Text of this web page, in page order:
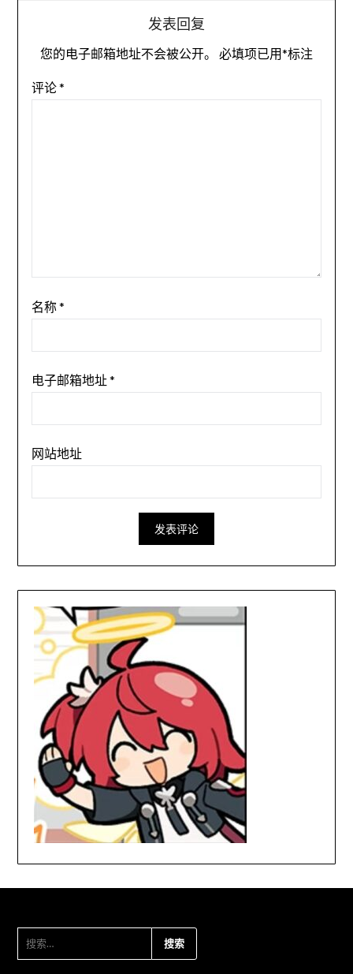
发表回复
您的电子邮箱地址不会被公开。 必填项已用*标注
评论*
名称*
电子邮箱地址*
网站地址